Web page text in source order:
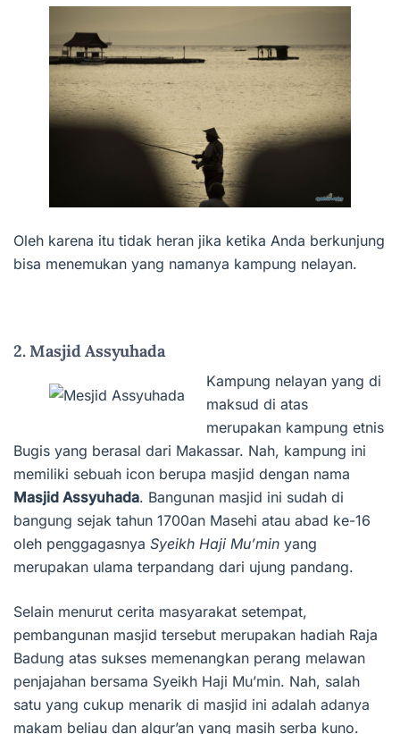
Oleh karena itu tidak heran jika ketika Anda berkunjung
bisa menemukan yang namanya kampung nelayan.
2. Masjid Assyuhada
Kampung nelayan yang di
maksud di atas
merupakan kampung etnis
Bugis yang berasal dari Makassar. Nah, kampung ini
memiliki sebuah icon berupa masjid dengan nama
Masjid Assyuhada. Bangunan masjid ini sudah di
bangung sejak tahun 1700an Masehi atau abad ke-16
oleh penggagasnya Syeikh Haji Mu’min yang
merupakan ulama terpandang dari ujung pandang.
Selain menurut cerita masyarakat setempat,
pembangunan masjid tersebut merupakan hadiah Raja
Badung atas sukses memenangkan perang melawan
penjajahan bersama Syeikh Haji Mu’min. Nah, salah
satu yang cukup menarik di masjid ini adalah adanya
makam beliau dan alqur’an yang masih serba kuno.